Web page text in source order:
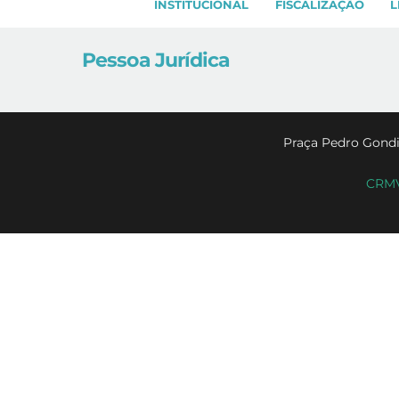
INSTITUCIONAL FISCALIZAÇÃO
Pessoa Jurídica
Praça Pedro